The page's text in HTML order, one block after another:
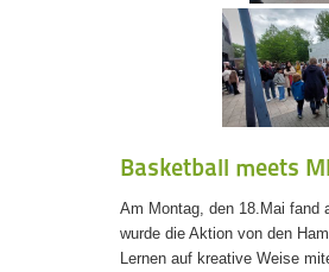
Basketball meets
Am Montag, den 18.Mai fand
wurde die Aktion von den
Lernen auf kreative Weise